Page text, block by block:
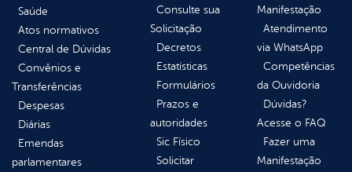
Saúde
Atos normativos
Central de Dúvidas
Convênios e
Transferências
Despesas
Diárias
Emendas
parlamentares
Consulte sua
Solicitação
Decretos
Estatísticas
Formulários
Prazos e
autoridades
Sic Físico
Solicitar
Manifestação
Atendimento
via WhatsApp
Competências
da Ouvidoria
Dúvidas?
Acesse o FAQ
Fazer uma
Manifestação